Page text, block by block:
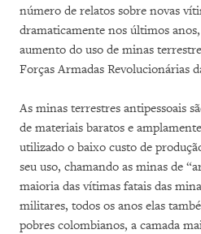
número de relatos sobre novas
dramaticamente nos últimos
aumento do uso de minas
Forças Armadas Revolucionárias
As minas terrestres antipessoais
de materiais baratos e
utilizado o baixo custo de
seu uso, chamando as minas de
maioria das vítimas fatais das
militares, todos os anos elas
pobres colombianos, a camada